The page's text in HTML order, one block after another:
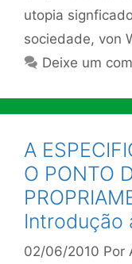
utopia
sociedade, von
Deixe um
A
O PONTO
Introdução
02/06/2010 Por